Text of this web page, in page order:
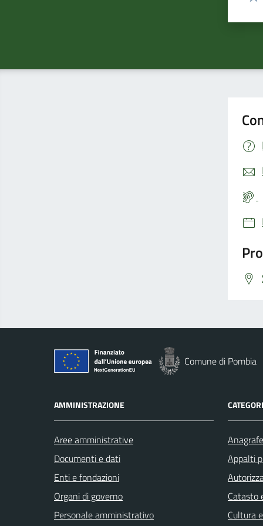
Comune di Pombia
AMMINISTRAZIONE
Aree amministrative
Documenti e dati
Enti e fondazioni
Organi di governo
Personale amministrativo
Appalti
Catasto
Cultura